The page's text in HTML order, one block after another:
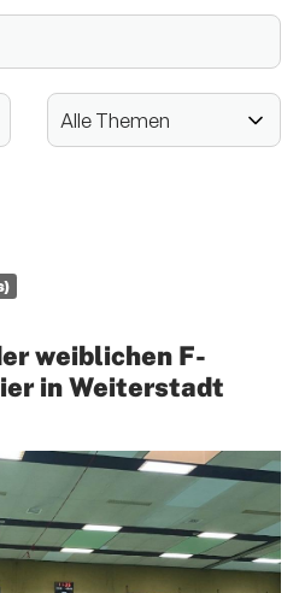
weiblichen F-
in Weiterstadt